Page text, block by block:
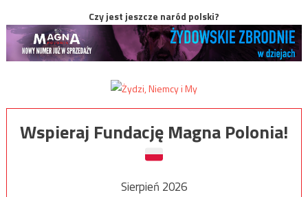
Czy jest jeszcze naród polski?
Wspieraj Fundację Magna Polonia!
Sierpień 2026